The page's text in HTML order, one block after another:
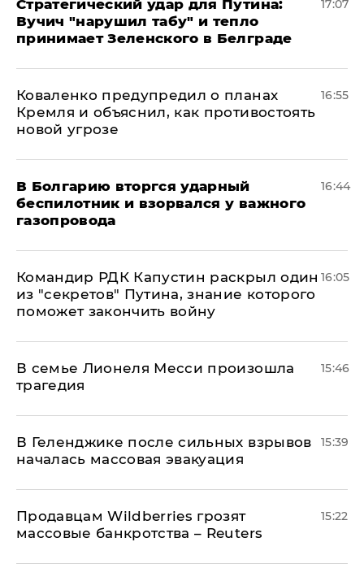
Стратегический удар для Путина:
Вучич "нарушил табу" и тепло
принимает Зеленского в Белграде
17:07
Коваленко предупредил о планах
Кремля и объяснил, как противостоять
новой угрозе
16:55
В Болгарию вторгся ударный
беспилотник и взорвался у важного
газопровода
16:44
Командир РДК Капустин раскрыл один
из "секретов" Путина, знание которого
поможет закончить войну
16:05
В семье Лионеля Месси произошла
трагедия
15:46
В Геленджике после сильных взрывов
началась массовая эвакуация
15:39
Продавцам Wildberries грозят
массовые банкротства – Reuters
15:22